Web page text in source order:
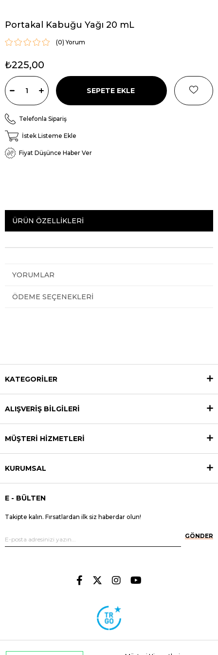
Portakal Kabuğu Yağı 20 mL
(0)
₺225,00
Telefonla Sipariş
İstek Listeme Ekle
Fiyat Düşünce Haber Ver
ÜRÜN ÖZELLIKLERI
YORUMLAR
ÖDEME SEÇENEKLERI
KATEGORİLER
ALIŞVERİŞ BİLGİLERİ
MÜŞTERİ HİZMETLERİ
KURUMSAL
E - BÜLTEN
Takipte kalın. Fırsatlardan ilk siz haberdar olun!
GÖNDER